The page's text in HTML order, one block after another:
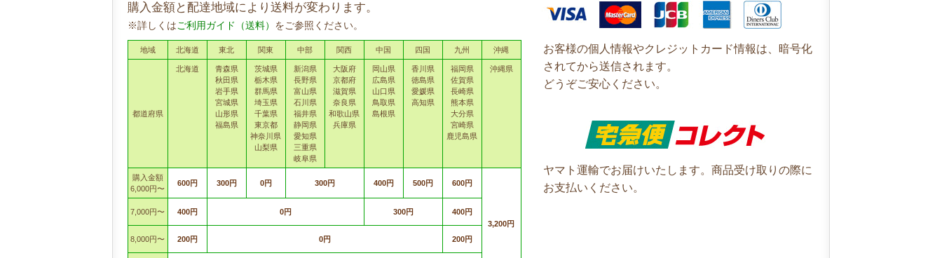
購入金額と配達地域により送料が変わります。
※詳しくはご利用ガイド（送料） をご参照ください。
地域 北海道 東北 関東 中部 関西 中国 四国 九州 沖縄
都道府県
北海道
青森県
秋田県
岩手県
宮城県
山形県
福島県
茨城県
栃木県
群馬県
埼玉県
千葉県
東京都
神奈川県
山梨県
新潟県
長野県
富山県
石川県
福井県
静岡県
愛知県
三重県
岐阜県
大阪府
京都府
滋賀県
奈良県
和歌山県
兵庫県
岡山県
広島県
山口県
鳥取県
島根県
香川県
徳島県
愛媛県
高知県
福岡県
佐賀県
長崎県
熊本県
大分県
宮崎県
鹿児島県
沖縄県
購入金額
6,000円〜
600円 300円 0円 300円 400円 500円 600円
3,200円
7,000円〜 400円 0円 300円 400円
8,000円〜 200円 0円 200円
お客様の個人情報やクレジットカード情報は、暗号化
されてから送信されます。
どうぞご安心ください。
ヤマト運輸でお届けいたします。商品受け取りの際に
お支払いください。